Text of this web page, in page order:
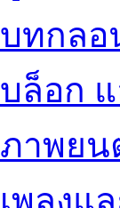
บทกลอ
บล็อก
ภาพยน